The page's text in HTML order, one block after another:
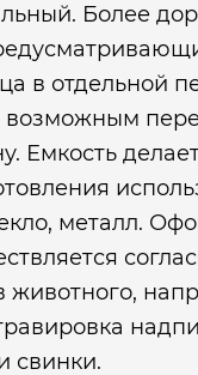
Более
в отдельной
возможным
Емкость
металл.
животного,
свинки.